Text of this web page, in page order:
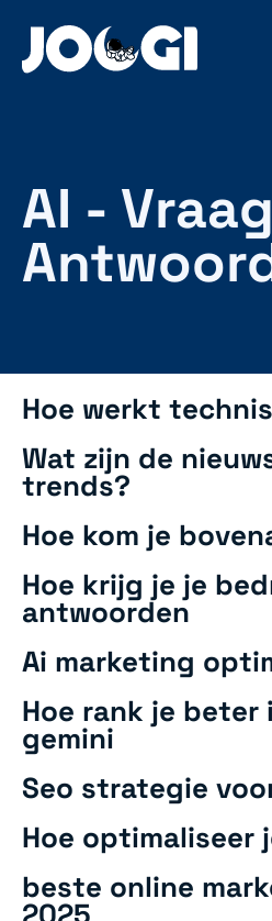
AI -
Hoe werkt
Wat zijn de
trends?
Hoe kom je
Hoe krijg je je
antwoorden
Ai marketing
Hoe rank je beter
gemini
Seo strategie
Hoe optimaliseer
beste online